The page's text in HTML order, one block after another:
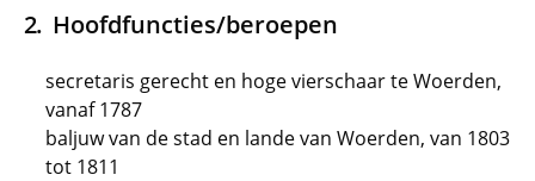
Hoofdfuncties/beroepen
secretaris gerecht en hoge vierschaar te Woerden,
vanaf 1787
baljuw van de stad en lande van Woerden, van 1803
tot 1811